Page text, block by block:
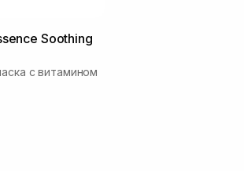
Soothing
с витамином